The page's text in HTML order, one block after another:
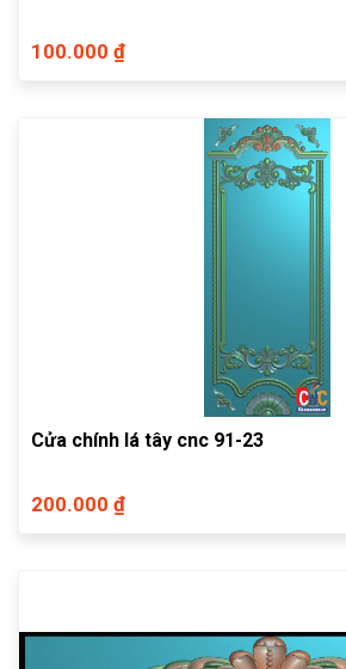
100.000 ₫
Cửa chính lá tây cnc 91-23
200.000 ₫